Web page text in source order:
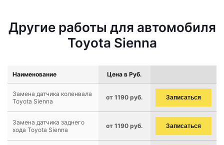
Другие работы для автомобиля
Toyota Sienna
Наименование Цена в Руб.
Замена датчика коленвала
Toyota Sienna
от 1190 руб. Записаться
Замена датчика заднего
хода Toyota Sienna
от 1190 руб. Записаться